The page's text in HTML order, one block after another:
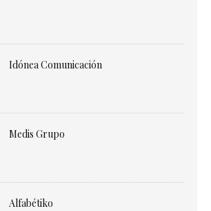
Idónea Comunicación
Medis Grupo
Alfabétiko